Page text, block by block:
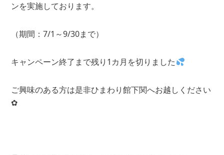
ンを実施しております。
（期間：7/1～9/30まで）
キャンペーン終了まで残り1カ月を切りました
ご興味のある方は是非ひまわり館下関へお越しください
✿